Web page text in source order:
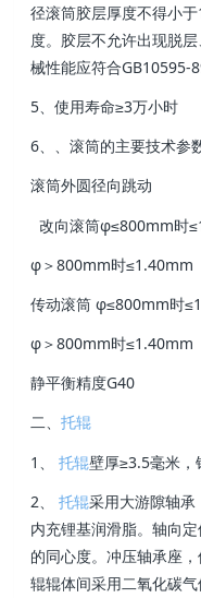
径滚筒胶层厚度不得小
度。胶层不允许出现脱
械性能应符合GB10595-
5、使用寿命≥3万小时
6、、滚筒的主要技术参
滚筒外圆径向跳动
改向滚筒φ≤800mm时
φ＞800mm时≤1.40mm
传动滚筒 φ≤800mm时
φ＞800mm时≤1.40mm
静平衡精度G40
二、托辊
1、托辊壁厚≥3.5毫米，
2、托辊采用大游隙轴
内充锂基润滑脂。轴向
的同心度。冲压轴承座
辊辊体间采用二氧化碳气